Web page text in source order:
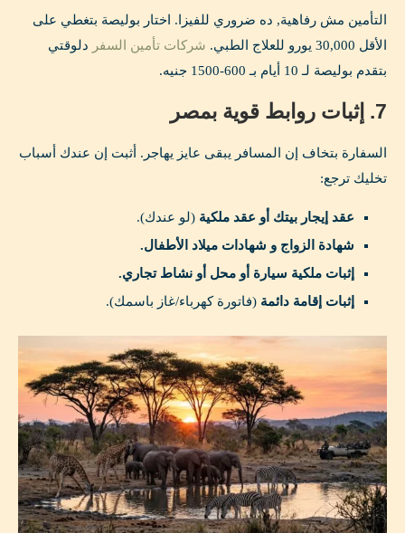
التأمين مش رفاهية, ده ضروري للفيزا. اختار بوليصة بتغطي على
الأقل 30,000 يورو للعلاج الطبي.
شركات تأمين السفر دلوقتي
بتقدم بوليصة لـ 10 أيام بـ 600-1500 جنيه.
7. إثبات روابط قوية بمصر
السفارة بتخاف إن المسافر يبقى عايز يهاجر. أثبت إن عندك أسباب
تخليك ترجع:
عقد إيجار بيتك أو عقد ملكية (لو عندك).
شهادة الزواج و شهادات ميلاد الأطفال.
إثبات ملكية سيارة أو محل أو نشاط تجاري.
إثبات إقامة دائمة (فاتورة كهرباء/غاز باسمك).